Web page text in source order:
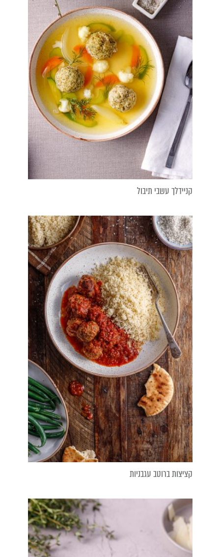
קניידלך עשבי תיבול
קציצות ברוטב עגבניות